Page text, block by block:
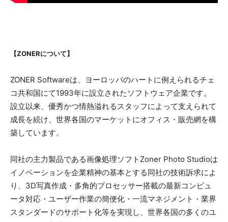
【ZONERについて】
ZONER Softwareは、ヨーロッパのハートに例えられるチェ
コ共和国にて1993年に設立されたソフトウェア企業です。
設立以来、優秀かつ情熱溢れるスタッフによって支えられて
成長を続け、世界各国のマーケットにオフィス・販売網を構
築しています。
同社の主力製品である画像処理ソフトZoner Photo Studioは
イノベーションを企業精神の基本とする同社の技術訴求によ
り、3D写真作成・多角的プロセッサー搭載の最新コンピュ
ータ対応・ユーザー作業の簡便化・一流マネジメント・業界
スタンダードのサポート化等を実現し、世界各国の多くのユ